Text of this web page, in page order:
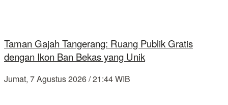
Taman Gajah Tangerang: Ruang Publik Gratis
dengan Ikon Ban Bekas yang Unik
Jumat, 7 Agustus 2026 / 21:44 WIB